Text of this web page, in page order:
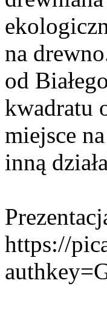
na
od
kwadratu
miejsce
inną
https://